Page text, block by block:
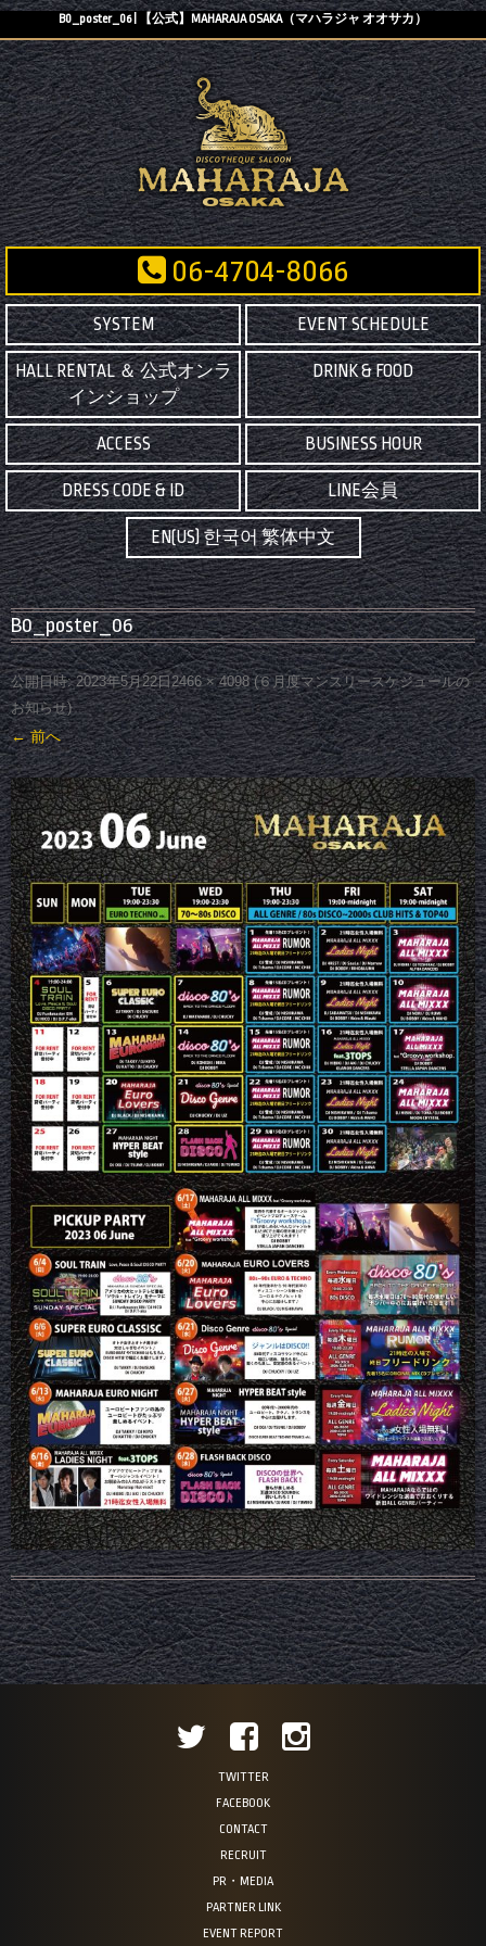
B0_poster_06 | 【公式】MAHARAJA OSAKA（マハラジャ オオサカ）
06-4704-8066
SYSTEM EVENT SCHEDULE
HALL RENTAL ＆ 公式オンラ
インショップ
DRINK & FOOD
ACCESS BUSINESS HOUR
DRESS CODE & ID LINE会員
EN(US) 한국어 繁体中文
B0_poster_06
公開日時: 2023年5月22日2466 × 4098(６月度マンスリースケジュールの
お知らせ)
← 前へ
TWITTER
FACEBOOK
CONTACT
RECRUIT
PR・MEDIA
PARTNER LINK
EVENT REPORT